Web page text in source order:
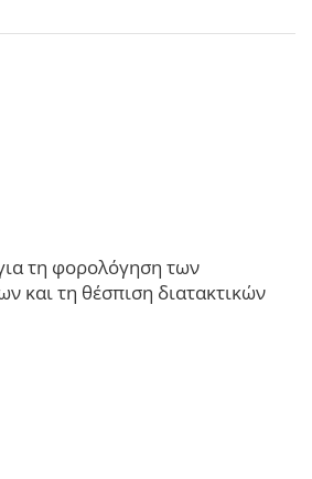
τη φορολόγηση των
και τη θέσπιση διατακτικών